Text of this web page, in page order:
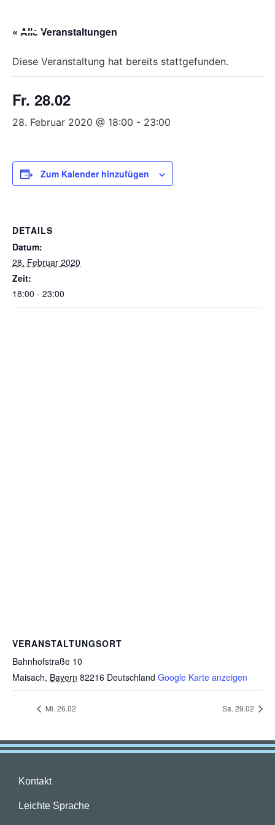
Sie,
diese
ein
verwendet.
« Alle Veranstaltungen
Diese Veranstaltung hat bereits stattgefunden.
Fr. 28.02
28. Februar 2020 @ 18:00 - 23:00
Zum Kalender hinzufügen
DETAILS
Datum:
28. Februar 2020
Zeit:
18:00 - 23:00
VERANSTALTUNGSORT
Bahnhofstraße 10
Maisach, Bayern 82216 Deutschland Google Karte anzeigen
Mi. 26.02 Sa. 29.02
Kontakt
Leichte Sprache